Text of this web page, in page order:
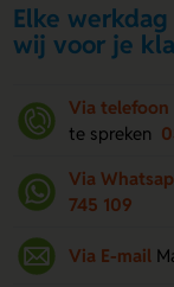
Elke
wij voor je
Via telefoon
te spreken
Via
745 109
Via E-mail